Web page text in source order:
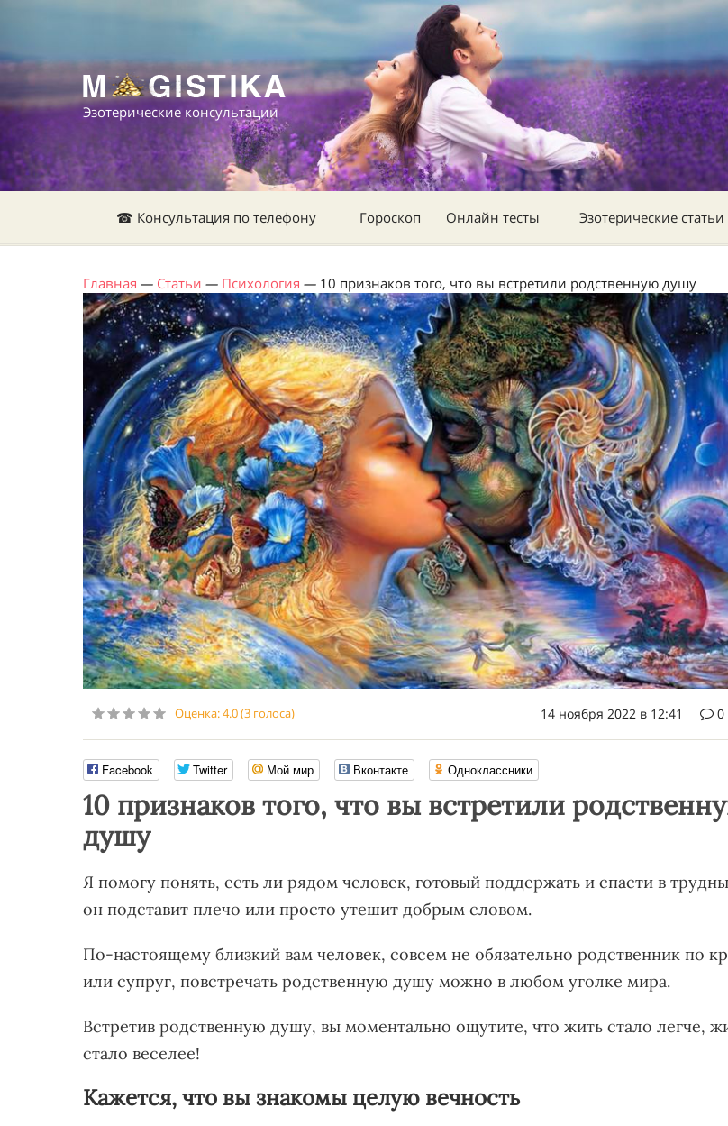
Эзотерические консультации
☎ Консультация по телефону Гороскоп Онлайн тесты Эзотерические статьи
Главная — Статьи — Психология — 10 признаков того, что вы встретили родственную душу
Оценка:4.0(3 голоса) 14 ноября 2022 в 12:41 0
Facebook Twitter Мой мир Вконтакте Одноклассники
10 признаков того, что вы встретили
душу
Я помогу понять, есть ли рядом человек, готовый поддержать и спасти в
он подставит плечо или просто утешит добрым словом.
По-настоящему близкий вам человек, совсем не обязательно родственник по
или супруг, повстречать родственную душу можно в любом уголке мира.
Встретив родственную душу, вы моментально ощутите, что жить стало легче,
стало веселее!
Кажется, что вы знакомы целую вечность